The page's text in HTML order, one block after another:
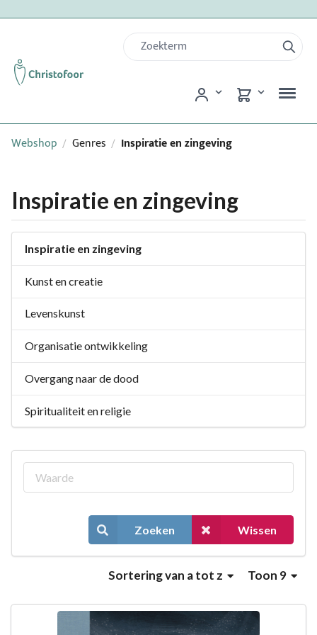
Webshop / Genres / Inspiratie en zingeving
Inspiratie en zingeving
Inspiratie en zingeving
Kunst en creatie
Levenskunst
Organisatie ontwikkeling
Overgang naar de dood
Spiritualiteit en religie
Zoeken Wissen
Toon 9
Sorteringvan a tot z